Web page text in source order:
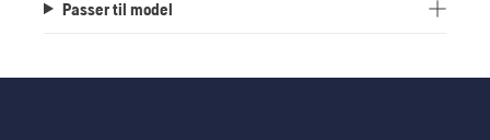
Passer til model